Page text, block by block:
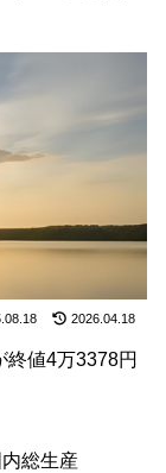
2026.04.18
終値4万3378円
総生産